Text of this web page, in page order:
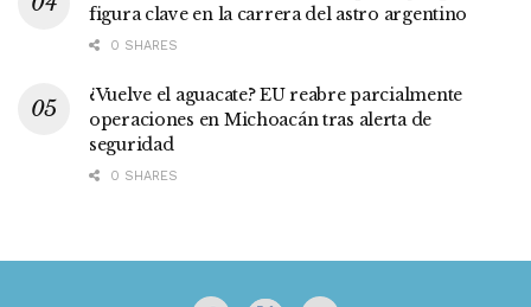
figura clave en la carrera del astro argentino
0 SHARES
¿Vuelve el aguacate? EU reabre parcialmente
operaciones en Michoacán tras alerta de
seguridad
0 SHARES